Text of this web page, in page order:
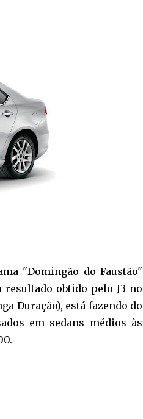
"Domingão do Faustão"
resultado obtido pelo J3 no
Duração), está fazendo do
em sedans médios às